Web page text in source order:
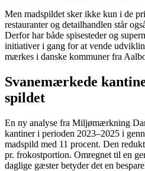
Men madspildet sker ikke kun i de
restauranter og detailhandlen står
Derfor har både spisesteder og
initiativer i gang for at vende
mærkes i danske kommuner fra
Svanemærkede
spildet
En ny analyse fra Miljømærkning
kantiner i perioden 2023–2025 i
madspild med 11 procent. Den
pr. frokostportion. Omregnet til en
daglige gæster betyder det en